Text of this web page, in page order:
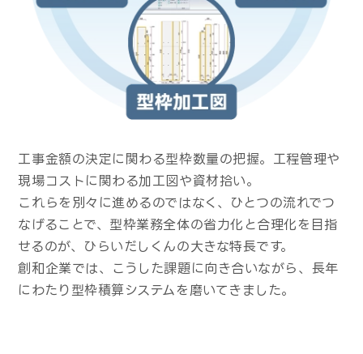
工事金額の決定に関わる型枠数量の把握。工程管理や
現場コストに関わる加工図や資材拾い。
これらを別々に進めるのではなく、ひとつの流れでつ
なげることで、 型枠業務全体の省力化と合理化を目指
せるのが、ひらいだしくんの大きな特長です。
創和企業では、こうした課題に向き合いながら、長年
にわたり型枠積算システムを磨いてきました。